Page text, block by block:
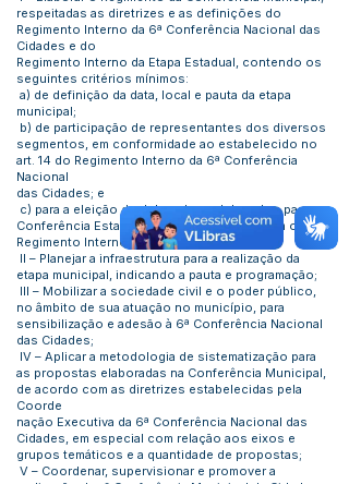
respeitadas as diretrizes e as definições do
Regimento Interno da 6ª Conferência Nacional das
Cidades e do
Regimento Interno da Etapa Estadual, contendo os
seguintes critérios mínimos:
a) de definição da data, local e pauta da etapa
municipal;
b) de participação de representantes dos diversos
segmentos, em conformidade ao estabelecido no
art. 14 do Regimento Interno da 6ª Conferência
Nacional
das Cidades; e
c) para a eleição de delegadas e delegados para a
Conferência Estadual, em conformidade com o
Regimento Interno da Etapa Estadual.
II – Planejar a infraestrutura para a realização da
etapa municipal, indicando a pauta e programação;
III – Mobilizar a sociedade civil e o poder público,
no âmbito de sua atuação no município, para
sensibilização e adesão à 6ª Conferência Nacional
das Cidades;
IV – Aplicar a metodologia de sistematização para
as propostas elaboradas na Conferência Municipal,
de acordo com as diretrizes estabelecidas pela
Coorde
nação Executiva da 6ª Conferência Nacional das
Cidades, em especial com relação aos eixos e
grupos temáticos e a quantidade de propostas;
V – Coordenar, supervisionar e promover a